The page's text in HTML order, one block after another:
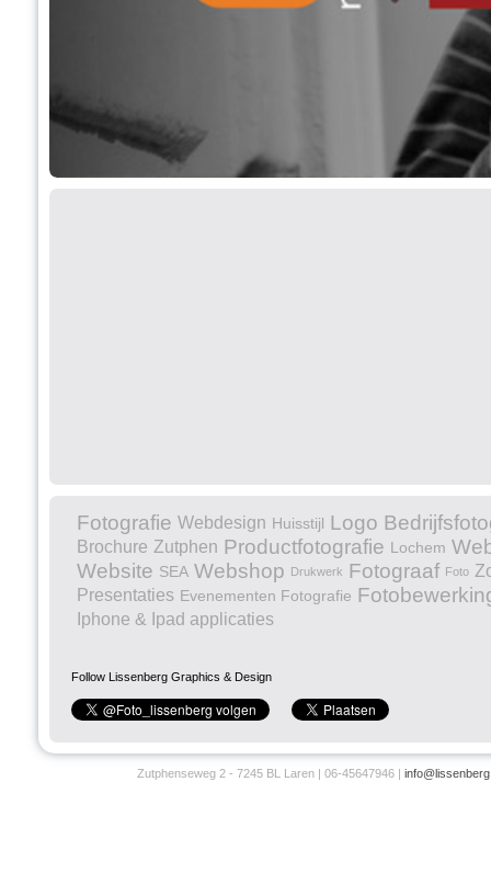
Fotografie Webdesign Huisstijl Logo
Brochure Zutphen Productfotografie Lochem
Website SEA Webshop Drukwerk Fotograaf Foto
Presentaties Evenementen Fotografie
Iphone & Ipad applicaties
Follow Lissenberg Graphics & Design
Zutphenseweg 2 - 7245 BL Laren | 06-45647946 |